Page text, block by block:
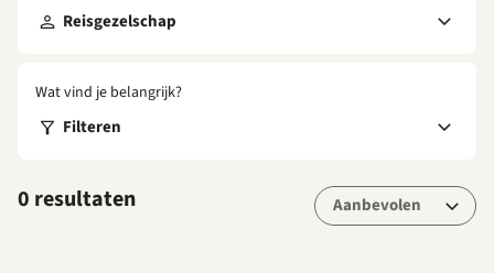
Reisgezelschap
Wat vind je belangrijk?
Filteren
0 resultaten